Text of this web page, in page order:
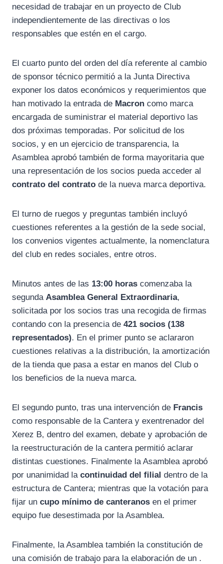
necesidad de trabajar en un proyecto de Club
independientemente de las directivas o los
responsables que estén en el cargo.
El cuarto punto del orden del día referente al cambio
de sponsor técnico permitió a la Junta Directiva
exponer los datos económicos y requerimientos que
han motivado la entrada de Macron como marca
encargada de suministrar el material deportivo las
dos próximas temporadas. Por solicitud de los
socios, y en un ejercicio de transparencia, la
Asamblea aprobó también de forma mayoritaria que
una representación de los socios pueda acceder al
contrato del contrato de la nueva marca deportiva.
El turno de ruegos y preguntas también incluyó
cuestiones referentes a la gestión de la sede social,
los convenios vigentes actualmente, la nomenclatura
del club en redes sociales, entre otros.
Minutos antes de las 13:00 horas comenzaba la
segunda Asamblea General Extraordinaria,
solicitada por los socios tras una recogida de firmas
contando con la presencia de 421 socios (138
representados). En el primer punto se aclararon
cuestiones relativas a la distribución, la amortización
de la tienda que pasa a estar en manos del Club o
los beneficios de la nueva marca.
El segundo punto, tras una intervención de Francis
como responsable de la Cantera y exentrenador del
Xerez B, dentro del examen, debate y aprobación de
la reestructuración de la cantera permitió aclarar
distintas cuestiones. Finalmente la Asamblea aprobó
por unanimidad la continuidad del filial dentro de la
estructura de Cantera; mientras que la votación para
fijar un cupo mínimo de canteranos en el primer
equipo fue desestimada por la Asamblea.
Finalmente, la Asamblea también la constitución de
una comisión de trabajo para la elaboración de un .